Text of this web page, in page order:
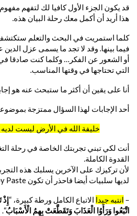
قد يكون الجزء الأول كافيا لك لتفهم
هذا أريد أن أكمل معك رحلة البيان هذه.
كلما استمريت في البحث والتعلم
فيما بينها. وقد لا تجد ما يسمى عزل الدين
أو الشعور عن الفكر… وكلما كنت صادقا
التي تحتاجها في وقتها المناسب.
أنا على يقين أن أكثر ما ستبحث عنه هو
أحد الإجابات لهذا السؤال ممتزجة
خليفة الله في الأرض ليست
أنت لكي تبني تجربتك الخاصة في رحلة
القدوة الكاملة.
لأن تركيزك على الآخرين يسلبك هذه
لديها سلبيات أيضا فاحذر أن تكون Copy Paste
– انتبه جيدا الاتباع الكامل ورطة كبيرة، “إِذْ
اتَّبَعُوا وَرَأَوُا الْعَذَابَ وَتَقَطَّعَتْ بِهِمُ الْأَسْبَابُ“.